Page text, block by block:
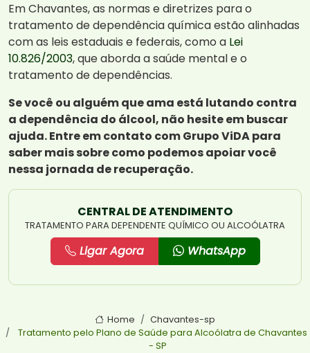
Em Chavantes, as normas e diretrizes para o
tratamento de dependência química estão alinhadas
com as leis estaduais e federais, como a Lei
10.826/2003, que aborda a saúde mental e o
tratamento de dependências.
Se você ou alguém que ama está lutando contra
a dependência do álcool, não hesite em buscar
ajuda. Entre em contato com Grupo ViDA para
saber mais sobre como podemos apoiar você
nessa jornada de recuperação.
CENTRAL DE ATENDIMENTO
TRATAMENTO PARA DEPENDENTE QUÍMICO OU ALCOÓLATRA
Ligar Agora WhatsApp
Home
Chavantes-sp
Tratamento pelo Plano de Saúde para Alcoólatra de Chavantes
- SP